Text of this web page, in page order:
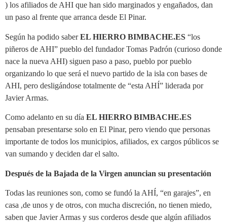
) los afiliados de AHI que han sido marginados y engañados, dan
un paso al frente que arranca desde El Pinar.
Según ha podido saberEL HIERRO BIMBACHE.ES “los
piñeros de AHI” pueblo del fundador Tomas Padrón (curioso donde
nace la nueva AHI) siguen paso a paso, pueblo por pueblo
organizando lo que será el nuevo partido de la isla con bases de
AHI, pero desligándose totalmente de “esta AHÍ” liderada por
Javier Armas.
Como adelanto en su día EL HIERRO BIMBACHE.ES
pensaban presentarse solo en El Pinar, pero viendo que personas
importante de todos los municipios, afiliados, ex cargos públicos se
van sumando y deciden dar el salto.
Después de la Bajada de la Virgen anuncian su presentación
Todas las reuniones son, como se fundó la AHÍ, “en garajes”, en
casa ,de unos y de otros, con mucha discreción, no tienen miedo,
saben que Javier Armas y sus corderos desde que algún afiliados